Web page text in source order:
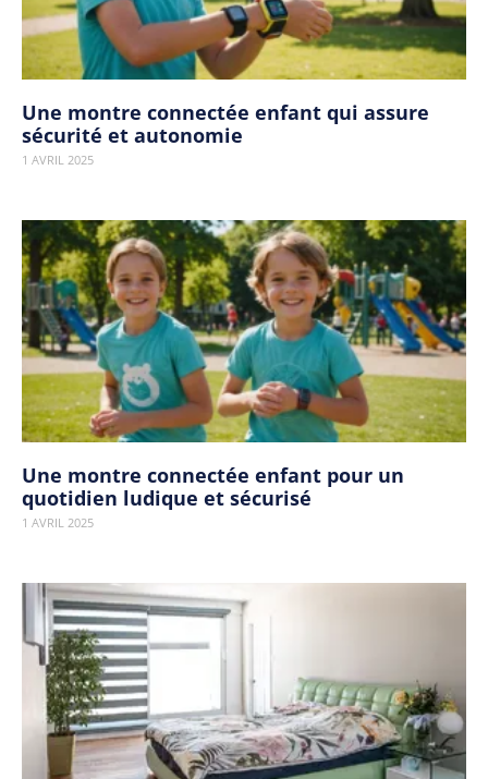
Une montre connectée enfant qui assure
sécurité et autonomie
1 AVRIL 2025
Une montre connectée enfant pour un
quotidien ludique et sécurisé
1 AVRIL 2025